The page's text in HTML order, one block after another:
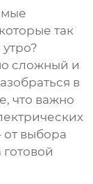
так
сложный и
в
что важно
от выбора